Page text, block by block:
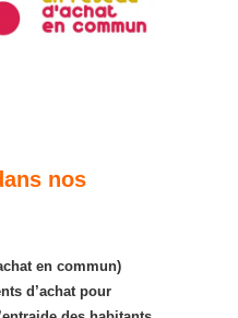
nos
en commun)
d’achat pour